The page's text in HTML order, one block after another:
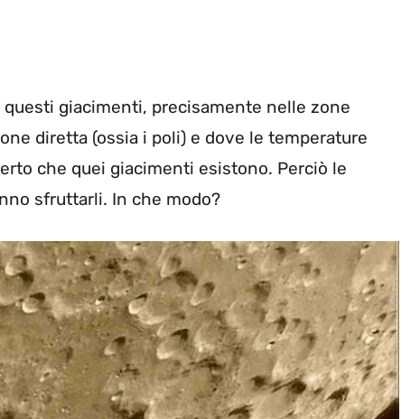
giacimenti, precisamente nelle zone
diretta (ossia i poli) e dove le temperature
che quei giacimenti esistono. Perciò le
sfruttarli. In che modo?